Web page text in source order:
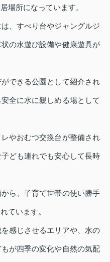
場所になっています。
、すべり台やジャングルジ
の水遊び設備や健康遊具が
できる公園として紹介され
全に水に親しめる場として
やおむつ交換台が整備され
ども連れでも安心して長時
ら、子育て世帯の使い勝手
ています。
感じさせるエリアや、水の
が四季の変化や自然の気配